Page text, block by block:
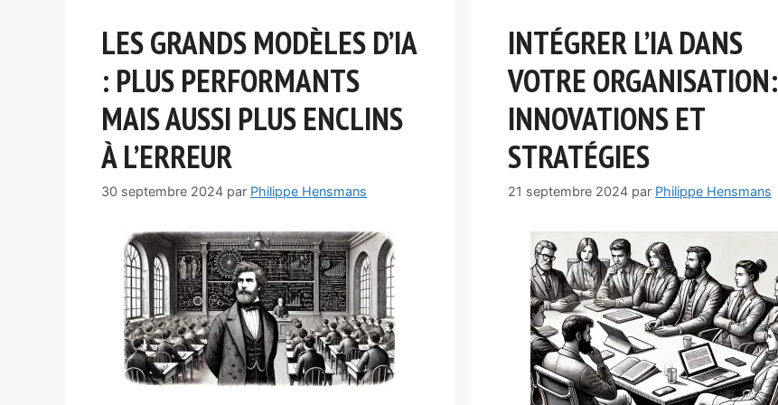
LES GRANDS MODÈLES D’IA
: PLUS PERFORMANTS
MAIS AUSSI PLUS ENCLINS
À L’ERREUR
30 septembre 2024 par Philippe Hensmans
INTÉGRER L’IA DANS
VOTRE ORGANISATION:
INNOVATIONS ET
STRATÉGIES
21 septembre 2024 par Philippe Hensmans